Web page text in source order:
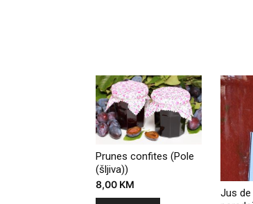
Prunes confites (Pole
(šljiva))
8,00 KM
Jus